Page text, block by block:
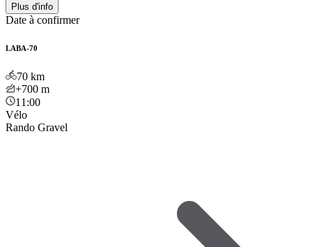
Plus d'info
Date à confirmer
LABA-70
70 km
+700 m
11:00
Vélo
Rando Gravel